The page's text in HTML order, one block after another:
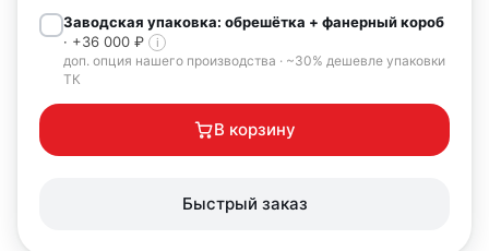
Заводская упаковка: обрешётка + фанерный короб
· +36 000 ₽
i
доп. опция нашего производства · ~30% дешевле упаковки
ТК
В корзину
Быстрый заказ